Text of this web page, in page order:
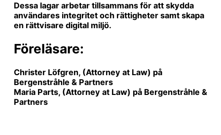
Dessa lagar arbetar tillsammans för att skydda
användares integritet och rättigheter samt skapa
en rättvisare digital miljö.
Föreläsare:
Christer Löfgren, (Attorney at Law) på
Bergenstråhle & Partners
Maria Parts, (Attorney at Law) på Bergenstråhle &
Partners